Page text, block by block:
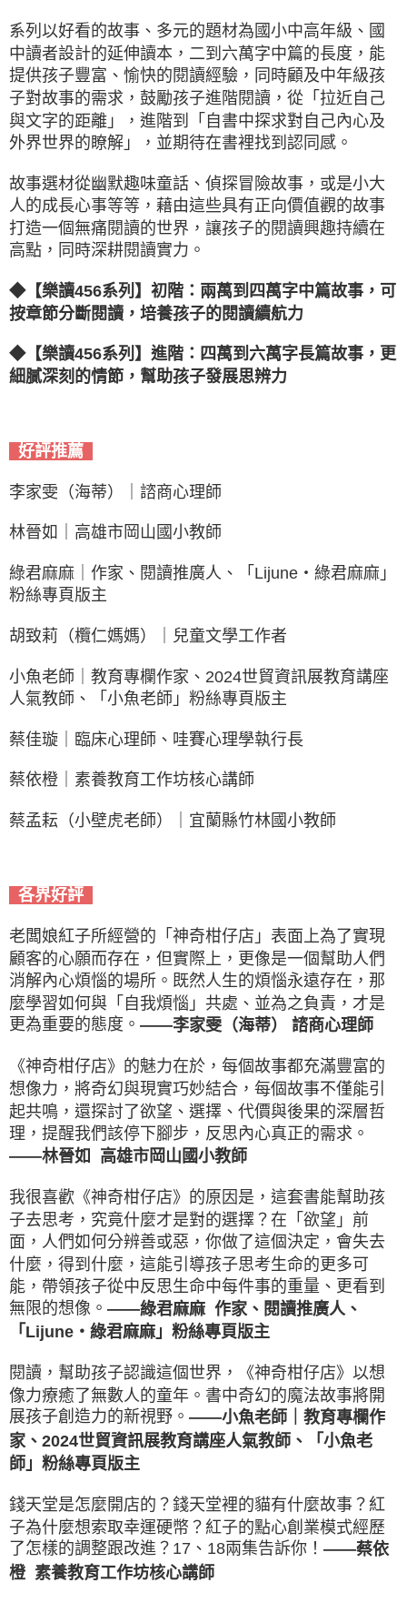
系列以好看的故事、多元的題材為國小中高年級、國
中讀者設計的延伸讀本，二到六萬字中篇的長度，能
提供孩子豐富、愉快的閱讀經驗，同時顧及中年級孩
子對故事的需求，鼓勵孩子進階閱讀，從「拉近自己
與文字的距離」，進階到「自書中探求對自己內心及
外界世界的瞭解」，並期待在書裡找到認同感。
故事選材從幽默趣味童話、偵探冒險故事，或是小大
人的成長心事等等，藉由這些具有正向價值觀的故事
打造一個無痛閱讀的世界，讓孩子的閱讀興趣持續在
高點，同時深耕閱讀實力。
◆【樂讀456系列】初階：兩萬到四萬字中篇故事，可
按章節分斷閱讀，培養孩子的閱讀續航力
◆【樂讀456系列】進階：四萬到六萬字長篇故事，更
細膩深刻的情節，幫助孩子發展思辨力
好評推薦
李家雯（海蒂） 諮商心理師
林晉如 高雄市岡山國小教師
綠君麻麻｜作家、閱讀推廣人 、
「Lijune・綠君麻麻」
粉絲專頁版主
胡致莉（欖仁媽媽）｜兒童文學工作者
小魚老師｜教育專欄作家、2024世貿資訊展教育講座
人氣教師、「小魚老師」粉絲專頁版主
蔡佳璇｜臨床心理師、哇賽心理學執行長
蔡依橙｜素養教育工作坊核心講師
蔡孟耘（小壁虎老師）｜宜蘭縣竹林國小教師
各界好評
老闆娘紅子所經營的「神奇柑仔店」表面上為了實現
顧客的心願而存在，但實際上，更像是一個幫助人們
消解內心煩惱的場所。既然人生的煩惱永遠存在，那
麼學習如何與「自我煩惱」共處、並為之負責，才是
更為重要的態度。 ——李家雯（海蒂） 諮商心理師
《神奇柑仔店》的魅力在於，每個故事都充滿豐富的
想像力，將奇幻與現實巧妙結合，每個故事不僅能引
起共鳴，還探討了欲望、選擇、代價與後果的深層哲
理，提醒我們該停下腳步，反思內心真正的需求。
——林晉如 高雄市岡山國小教師
我很喜歡《神奇柑仔店》的原因是，這套書能幫助孩
子去思考，究竟什麼才是對的選擇？在「欲望」前
面，人們如何分辨善或惡，你做了這個決定，會失去
什麼，得到什麼，這能引導孩子思考生命的更多可
能，帶領孩子從中反思生命中每件事的重量、更看到
無限的想像。 ——綠君麻麻 作家、閱讀推廣人、
「Lijune・綠君麻麻」粉絲專頁版主
閱讀，幫助孩子認識這個世界，《神奇柑仔店》以想
像力療癒了無數人的童年。書中奇幻的魔法故事將開
展孩子創造力的新視野。 ——小魚老師｜教育專欄作
家、2024世貿資訊展教育講座人氣教師、「小魚老
師」粉絲專頁版主
錢天堂是怎麼開店的？錢天堂裡的貓有什麼故事？紅
子為什麼想索取幸運硬幣？紅子的點心創業模式經歷
了怎樣的調整跟改進？17、18兩集告訴你！ ——蔡依
橙 素養教育工作坊核心講師